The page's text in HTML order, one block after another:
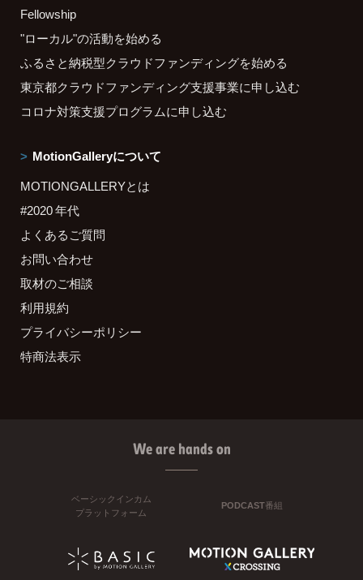
Fellowship
"ローカル"の活動を始める
ふるさと納税型クラウドファンディングを始める
東京都クラウドファンディング支援事業に申し込む
コロナ対策支援プログラムに申し込む
MotionGalleryについて
MOTIONGALLERYとは
#2020 年代
よくあるご質問
お問い合わせ
取材のご相談
利用規約
プライバシーポリシー
特商法表示
We are hands on
ベーシックインカム
プラットフォーム
PODCAST番組